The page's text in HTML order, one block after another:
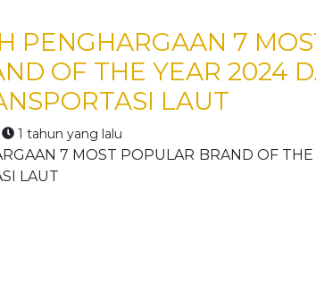
PENGHARGAAN 7
OF THE YEAR 2024
LAUT
1 tahun yang lalu
7 MOST POPULAR BRAND OF
LAUT